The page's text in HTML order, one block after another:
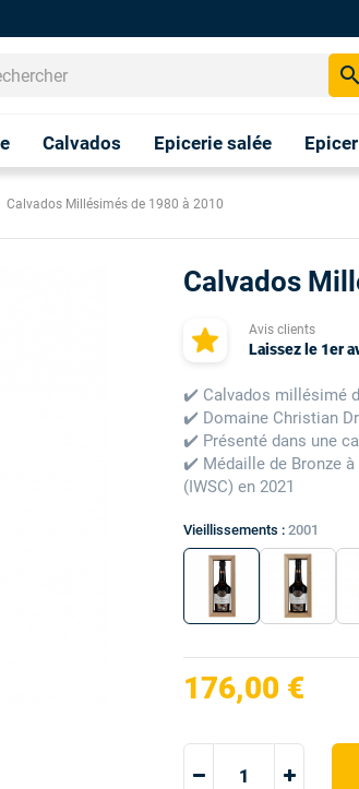
search
Calvados Epicerie salée
Calvados Millésimés de 1980 à 2010
Calvados
Avis clients
Laissez le 1er
✔️ Calvados millésimé
✔️ Domaine Christian
✔️ Présenté dans une
✔️ Médaille de Bronze
(IWSC) en 2021
Vieillissements :2001
176,00 €